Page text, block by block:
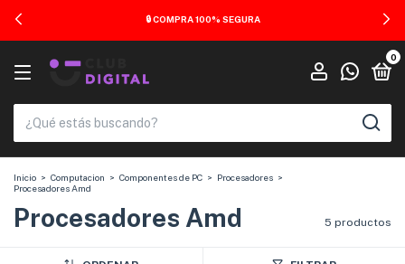
🚚 ENVÍOS A TODO EL PAÍS
0
Inicio > Computacion > Componentes de PC > Procesadores >
Procesadores Amd
Procesadores Amd 5 productos